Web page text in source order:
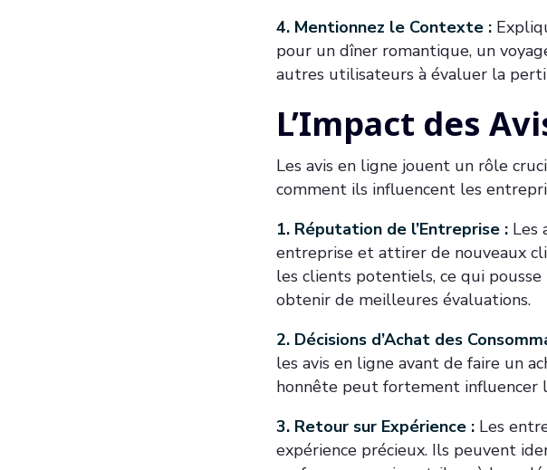
4. Mentionnez le Contexte :
pour un dîner romantique, un
autres utilisateurs à évaluer la
L’Impact des
Les avis en ligne jouent un rôle
comment ils influencent les
1. Réputation de l’Entreprise : Les
entreprise et attirer de nouveaux
les clients potentiels, ce qui
obtenir de meilleures évaluations.
2. Décisions d’Achat des
les avis en ligne avant de faire un
honnête peut fortement influencer
3. Retour sur Expérience : Les
expérience précieux. Ils peuvent